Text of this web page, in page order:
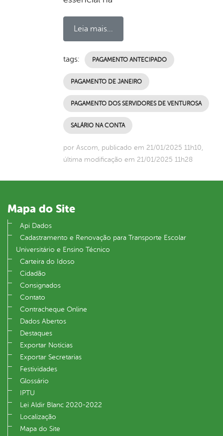
Leia mais...
tags: PAGAMENTO ANTECIPADO
PAGAMENTO DE JANEIRO
PAGAMENTO DOS SERVIDORES DE VENTUROSA
SALÁRIO NA CONTA
por Ascom, publicado em 21/01/2025 11h10,
última modificação em 21/01/2025 11h28
Mapa do Site
Api Dados
Cadastramento e Renovação para Transporte Escolar
Universitário e Ensino Técnico
Carteira do Idoso
Cidadão
Consignados
Contato
Contracheque Online
Dados Abertos
Destaques
Exportar Notícias
Exportar Secretarias
Festividades
Glossário
IPTU
Lei Aldir Blanc 2020-2022
Localização
Mapa do Site